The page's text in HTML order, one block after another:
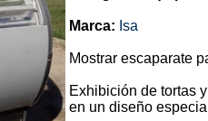
Marca: Isa
Mostrar escaparate
Exhibición de tortas
en un diseño